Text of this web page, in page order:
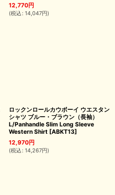
12,770円
(税込 : 14,047円)
ロックンロールカウボーイ ウエスタン
シャツ ブルー・ブラウン（長袖）
L/Panhandle Slim Long Sleeve
Western Shirt [ABKT13]
12,970円
(税込 : 14,267円)